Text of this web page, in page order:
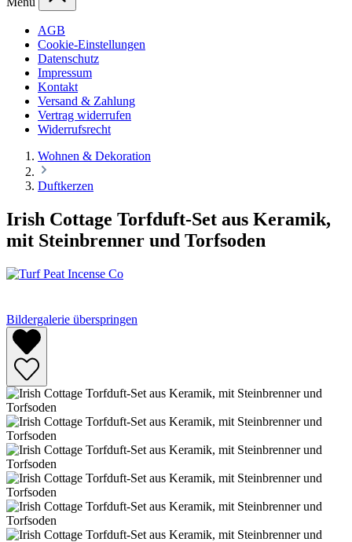
AGB
Cookie-Einstellungen
Datenschutz
Impressum
Kontakt
Versand & Zahlung
Vertrag widerrufen
Widerrufsrecht
Wohnen & Dekoration
Duftkerzen
Irish Cottage Torfduft-Set aus Keramik,
mit Steinbrenner und Torfsoden
Bildergalerie überspringen